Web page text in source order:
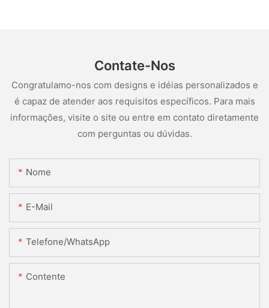
Contate-Nos
Congratulamo-nos com designs e idéias personalizados e
é capaz de atender aos requisitos específicos. Para mais
informações, visite o site ou entre em contato diretamente
com perguntas ou dúvidas.
Nome
E-Mail
Telefone/WhatsApp
Contente